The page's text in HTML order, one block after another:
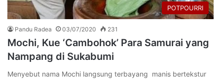
POTPOURRI
Pandu Radea 03/07/2020 231
Mochi, Kue ‘Cambohok’ Para Samurai yang
Nampang di Sukabumi
Menyebut nama Mochi langsung terbayang manis bertekstur